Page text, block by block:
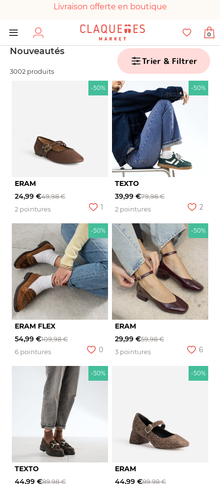
Livraison offerte en boutique
Paiement 100% sécurisé
Chaussures garanties en parfait état
0
Nouveautés
3002 produits
Trier & Filtrer
-50%
ERAM
24,99 €49,98 €
2 pointures
1
-50%
TEXTO
39,99 €79,98 €
2 pointures
2
-50%
ERAM FLEX
54,99 €109,98 €
6 pointures
0
-50%
ERAM
29,99 €59,98 €
3 pointures
6
-50%
TEXTO
44,99 €89,98 €
-50%
ERAM
44,99 €89,98 €